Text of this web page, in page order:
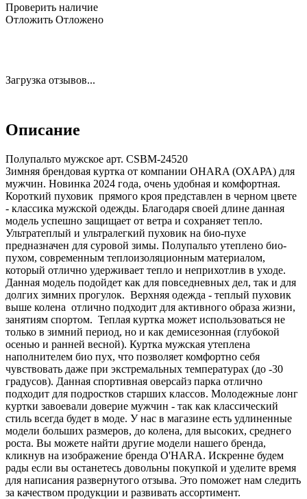
Проверить наличие
Отложить Отложено
Загрузка отзывов...
Описание
Полупальто мужское арт. CSBM-24520
Зимняя брендовая куртка от компании OHARA (ОХАРА) для
мужчин. Новинка 2024 года, очень удобная и комфортная.
Короткий пуховик прямого кроя представлен в черном цвете
- классика мужской одежды. Благодаря своей длине данная
модель успешно защищает от ветра и сохраняет тепло.
Ультратеплый и ультралегкий пуховик на био-пухе
предназначен для суровой зимы. Полупальто утеплено био-
пухом, современным теплоизоляционным материалом,
который отлично удерживает тепло и неприхотлив в уходе.
Данная модель подойдет как для повседневных дел, так и для
долгих зимних прогулок. Верхняя одежда - теплый пуховик
выше колена отлично подходит для активного образа жизни,
занятиям спортом. Теплая куртка может использоваться не
только в зимний период, но и как демисезонная (глубокой
осенью и ранней весной). Куртка мужская утеплена
наполнителем био пух, что позволяет комфортно себя
чувствовать даже при экстремальных температурах (до -30
градусов). Данная спортивная оверсайз парка отлично
подходит для подростков старших классов. Молодежные лонг
куртки завоевали доверие мужчин - так как классический
стиль всегда будет в моде. У нас в магазине есть удлиненные
модели больших размеров, до колена, для высоких, среднего
роста. Вы можете найти другие модели нашего бренда,
кликнув на изображение бренда O'HARA. Искренне будем
рады если вы останетесь довольны покупкой и уделите время
для написания развернутого отзыва. Это поможет нам следить
за качеством продукции и развивать ассортимент.